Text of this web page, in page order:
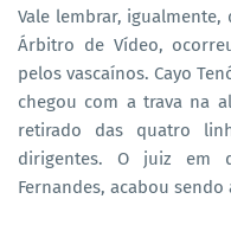
Vale lembrar,
Árbitro de Vídeo,
pelos vascaínos. Cayo
chegou com a trava na
retirado das quatro
dirigentes. O juiz em
Fernandes, acabou sendo